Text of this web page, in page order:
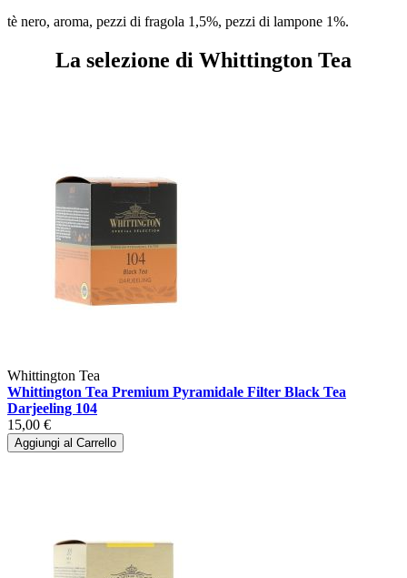
tè nero, aroma, pezzi di fragola 1,5%, pezzi di lampone 1%.
La selezione di Whittington Tea
Whittington Tea
Whittington Tea Premium Pyramidale Filter Black Tea
Darjeeling 104
15,00 €
Aggiungi al Carrello